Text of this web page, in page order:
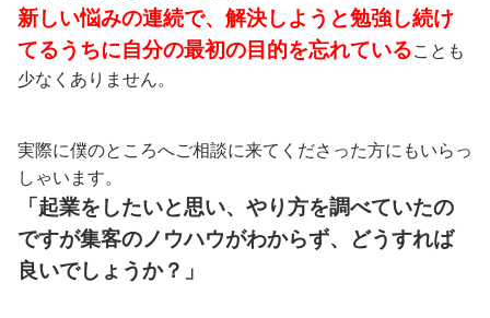
新しい悩みの連続で、解決しようと勉強し続け
てるうちに自分の最初の目的を忘れていることも
少なくありません。
実際に僕のところへご相談に来てくださった方にもいらっ
しゃいます。
「起業をしたいと思い、やり方を調べていたの
ですが集客のノウハウがわからず、どうすれば
良いでしょうか？」